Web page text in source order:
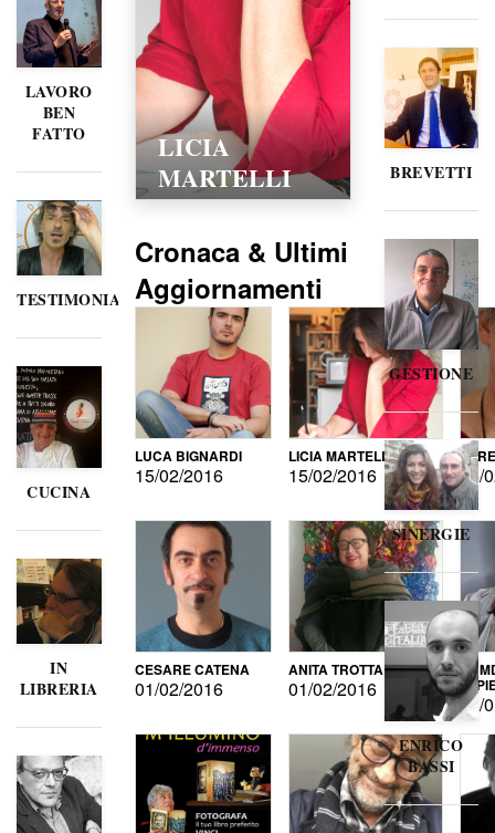
LAVORO
BEN
FATTO
TESTIMONIANZE
CUCINA
IN
LIBRERIA
LICIA
MARTELLI
Cronaca & Ultimi
Aggiornamenti
LUCA BIGNARDI
15/02/2016
LICIA MARTELLI
15/02/2016 15/
CESARE CATENA
01/02/2016
ANITA TROTTA
01/02/2016 DI
15/
BREVETTI
GESTIONE
SINERGIE
ENRICO
BASSI